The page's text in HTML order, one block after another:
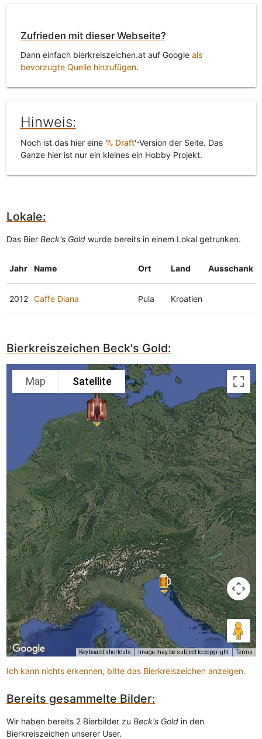
Zufrieden mit dieser Webseite?
Dann einfach bierkreiszeichen.at auf Google als
bevorzugte Quelle hinzufügen.
Hinweis:
Noch ist das hier eine ' Draft'-Version der Seite. Das
Ganze hier ist nur ein kleines ein Hobby Projekt.
Lokale:
Das Bier Beck's Goldwurde bereits in einem Lokal getrunken.
Jahr Name Ort Land Ausschank
2012 Caffe Diana Pula Kroatien
Bierkreiszeichen Beck's Gold:
Map Satellite
Keyboard shortcuts Image may be subject to copyright Terms
Ich kann nichts erkennen, bitte das Bierkreiszeichen anzeigen.
Bereits gesammelte Bilder:
Wir haben bereits 2 Bierbilder zu Beck's Goldin den
Bierkreiszeichen unserer User.